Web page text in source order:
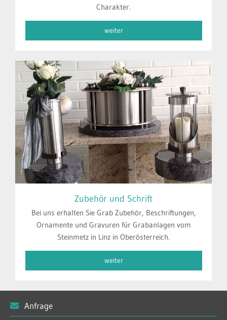
Charakter.
weiter
Zubehör und Schrift
Bei uns erhalten Sie Grab Zubehör, Beschriftungen,
Ornamente und Gravuren für Grabanlagen vom
Steinmetz in Linz in Oberösterreich.
weiter
 Anfrage